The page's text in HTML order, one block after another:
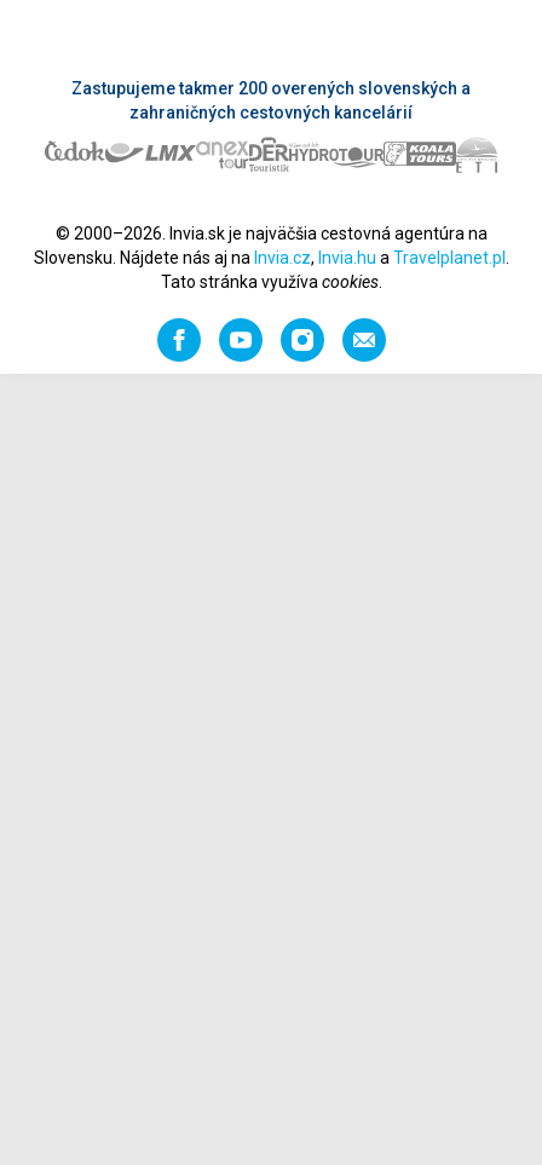
Zastupujeme takmer 200 overených slovenských a
zahraničných cestovných kancelárií
© 2000–2026. Invia.sk je najväčšia cestovná agentúra na
Slovensku. Nájdete nás aj na Invia.cz, Invia.hu a Travelplanet.pl
Tato stránka využíva cookies.
FacebookYouTubeInstagramOdporučiť